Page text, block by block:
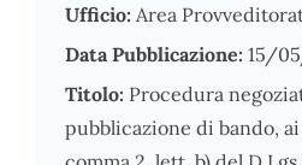
Ufficio: Area
Data Pubblicazione: 15/
Titolo: Procedura
pubblicazione di bando,